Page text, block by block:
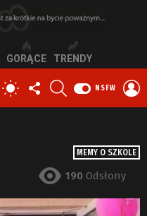
GORĄCE TRENDY
PRZEŁĄCZ
SKÓRKĘ
OBSERWUJ
NAS
NSFW
MEMY O SZKOLE
190 Odsłony